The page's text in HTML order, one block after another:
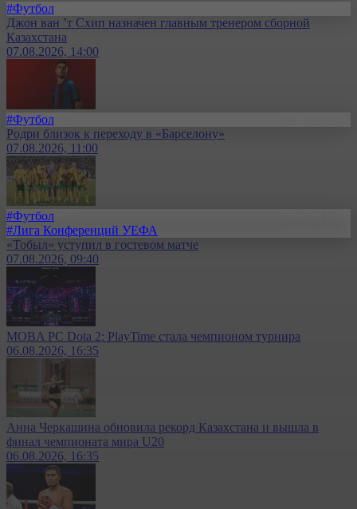
#Футбол
Джон ван ’т Схип назначен главным тренером сборной
Казахстана
07.08.2026, 14:00
#Футбол
Родри близок к переходу в «Барселону»
07.08.2026, 11:00
#Футбол
#Лига Конференций УЕФА
«Тобыл» уступил в гостевом матче
07.08.2026, 09:40
MOBA PC Dota 2: PlayTime стала чемпионом турнира
06.08.2026, 16:35
Анна Черкашина обновила рекорд Казахстана и вышла в
финал чемпионата мира U20
06.08.2026, 16:35